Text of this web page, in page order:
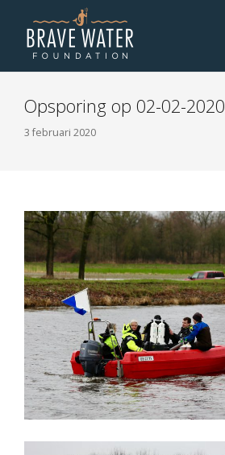
Opsporing op 02-02-2020
3 februari 2020